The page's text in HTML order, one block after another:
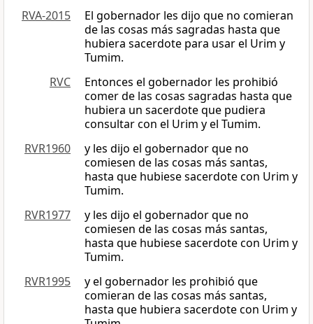
RVA-2015
El gobernador les dijo que no comieran
de las cosas más sagradas hasta que
hubiera sacerdote para usar el Urim y
Tumim.
RVC
Entonces el gobernador les prohibió
comer de las cosas sagradas hasta que
hubiera un sacerdote que pudiera
consultar con el Urim y el Tumim.
RVR1960
y les dijo el gobernador que no
comiesen de las cosas más santas,
hasta que hubiese sacerdote con Urim y
Tumim.
RVR1977
y les dijo el gobernador que no
comiesen de las cosas más santas,
hasta que hubiese sacerdote con Urim y
Tumim.
RVR1995
y el gobernador les prohibió que
comieran de las cosas más santas,
hasta que hubiera sacerdote con Urim y